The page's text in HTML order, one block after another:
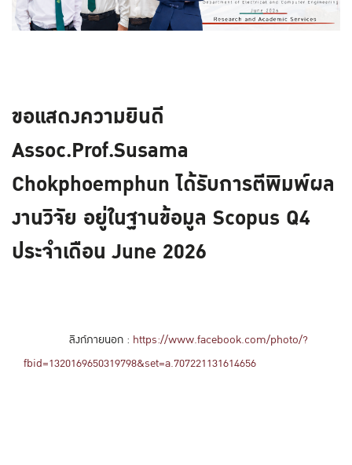
ขอแสดงความยินดี
Assoc.Prof.Susama
Chokphoemphun ได้รับการตีพิมพ์ผล
งานวิจัย อยู่ในฐานข้อมูล Scopus Q4
ประจำเดือน June 2026
ลิงก์ภายนอก : https://www.facebook.com/photo/?
fbid=1320169650319798&set=a.707221131614656